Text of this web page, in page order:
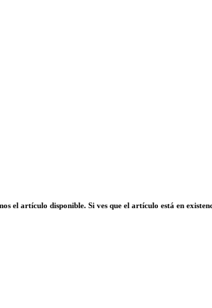
el artículo disponible. Si ves que el artículo está en